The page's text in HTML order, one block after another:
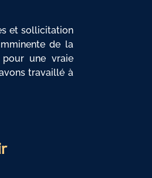
et sollicitation
de la
une vraie
travaillé à